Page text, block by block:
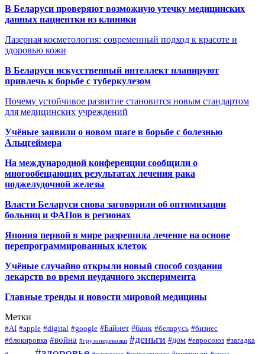
В Беларуси проверяют возможную утечку медицинских
данных пациентки из клиники
Лазерная косметология: современный подход к красоте и
здоровью кожи
В Беларуси искусственный интеллект планируют
привлечь к борьбе с туберкулезом
Почему устойчивое развитие становится новым стандартом
для медицинских учреждений
Учёные заявили о новом шаге в борьбе с болезнью
Альцгеймера
На международной конференции сообщили о
многообещающих результатах лечения рака
поджелудочной железы
Власти Беларуси снова заговорили об оптимизации
больниц и ФАПов в регионах
Япония первой в мире разрешила лечение на основе
перепрограммированных клеток
Учёные случайно открыли новый способ создания
лекарств во время неудачного эксперимента
Главные тренды и новости мировой медицины
Метки
#AI #apple #digital #google #Байнет #банк #беларусь #бизнес
#блокировка #война #грузоперевозки #деньги #дом #евросоюз #загадка